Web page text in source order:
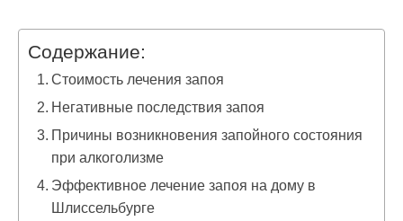
Содержание:
Стоимость лечения запоя
Негативные последствия запоя
Причины возникновения запойного состояния
при алкоголизме
Эффективное лечение запоя на дому в
Шлиссельбурге